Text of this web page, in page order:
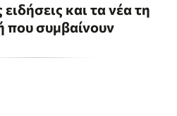
ειδήσεις και τα νέα τη
που συμβαίνουν